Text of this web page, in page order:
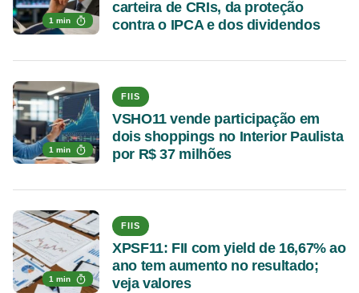
1 min
carteira de CRIs, da proteção
contra o IPCA e dos dividendos
1 min
FIIS
VSHO11 vende participação em
dois shoppings no Interior Paulista
por R$ 37 milhões
1 min
FIIS
XPSF11: FII com yield de 16,67% ao
ano tem aumento no resultado;
veja valores